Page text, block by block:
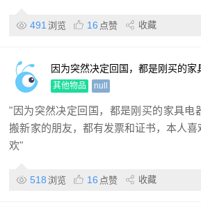
491 浏览 16 点赞 收藏
因为突然决定回国，都是刚买的家
器，全部便宜出
其他物品 null
"因为突然决定回国，都是刚买的家具电
搬新家的朋友，都有发票和证书，本人
欢"
518 浏览 16 点赞 收藏